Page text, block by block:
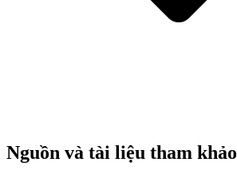
Nguồn và tài liệu tham khảo